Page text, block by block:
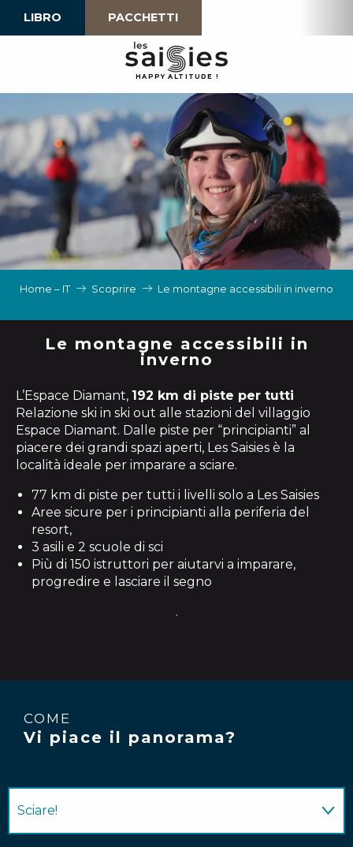
LIBRO PACCHETTI
HAPPY ALTI TU D E !
Home – IT Scoprire Le montagne accessibili in inverno
Le montagne accessibili in
inverno
L’Espace Diamant, 192 km di piste per tutti
Relazione ski in ski out alle stazioni del villaggio
Espace Diamant. Dalle piste per “principianti” al
piacere dei grandi spazi aperti, Les Saisies è la
località ideale per imparare a sciare.
77 km di piste per tutti i livelli solo a Les Saisies
Aree sicure per i principianti alla periferia del
resort,
3 asili e 2 scuole di sci
Più di 150 istruttori per aiutarvi a imparare,
progredire e lasciare il segno
.
COME
Vi piace il panorama?
Sciare!